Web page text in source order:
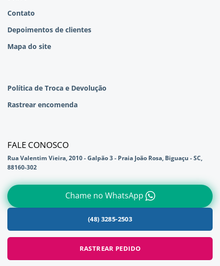
Contato
Depoimentos de clientes
Mapa do site
Política de Troca e Devolução
Rastrear encomenda
FALE CONOSCO
Rua Valentim Vieira, 2010 - Galpão 3 - Praia João Rosa, Biguaçu - SC,
88160-302
Chame no WhatsApp
(48) 3285-2503
RASTREAR PEDIDO